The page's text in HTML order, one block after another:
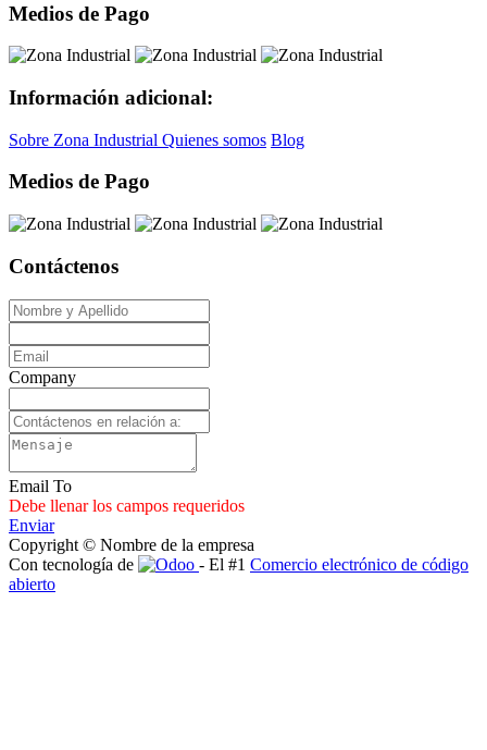
Medios de Pago
Información adicional:
Sobre Zona Industrial Quienes somos Blog
Medios de Pago
Contáctenos
Company
Email To
Debe llenar los campos requeridos
Enviar
Copyright © Nombre de la empresa
Con tecnología de
- El #1 Comercio electrónico de código
abierto